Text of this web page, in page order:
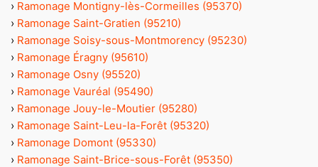
› Ramonage Montigny-lès-Cormeilles (95370)
› Ramonage Saint-Gratien (95210)
› Ramonage Soisy-sous-Montmorency (95230)
› Ramonage Éragny (95610)
› Ramonage Osny (95520)
› Ramonage Vauréal (95490)
› Ramonage Jouy-le-Moutier (95280)
› Ramonage Saint-Leu-la-Forêt (95320)
› Ramonage Domont (95330)
› Ramonage Saint-Brice-sous-Forêt (95350)